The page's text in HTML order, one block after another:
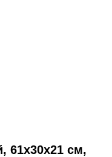
61х30х21 см,